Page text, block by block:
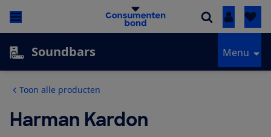
Inloggen
Soundbars Menu
Toon alle producten
Harman Kardon